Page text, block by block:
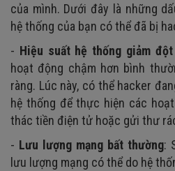
của mình. Dưới đây là những
hệ thống của bạn có thể đã bị
- Hiệu suất hệ thống giảm
hoạt động chậm hơn bình
ràng. Lúc này, có thể hacker
hệ thống để thực hiện các
thác tiền điện tử hoặc gửi thư
- Lưu lượng mạng bất thường:
lưu lượng mạng có thể do hệ